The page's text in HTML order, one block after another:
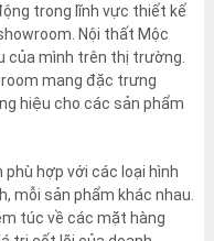
trong lĩnh vực thiết kế
Nội thất Mộc
của mình trên thị trường.
mang đặc trưng
hiệu cho các sản phẩm
hợp với các loại hình
mỗi sản phẩm khác nhau.
túc về các mặt hàng